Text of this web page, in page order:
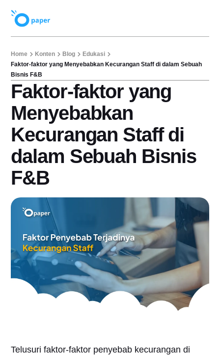
Home Konten Blog
Edukasi
Faktor-faktor yang Menyebabkan Kecurangan Staff di dalam Sebuah
Bisnis F&B
Faktor-faktor yang
Menyebabkan
Kecurangan Staff di
dalam Sebuah Bisnis
F&B
Telusuri faktor-faktor penyebab kecurangan di